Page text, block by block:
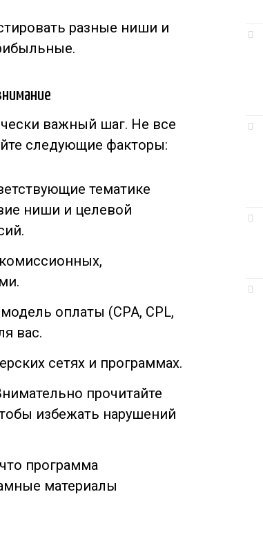
разные ниши и
важный шаг. Не все
следующие факторы:
тематике
ниши и целевой
оплаты (CPA, CPL,
вас.
сетях и программах.
прочитайте
избежать нарушений
программа
материалы